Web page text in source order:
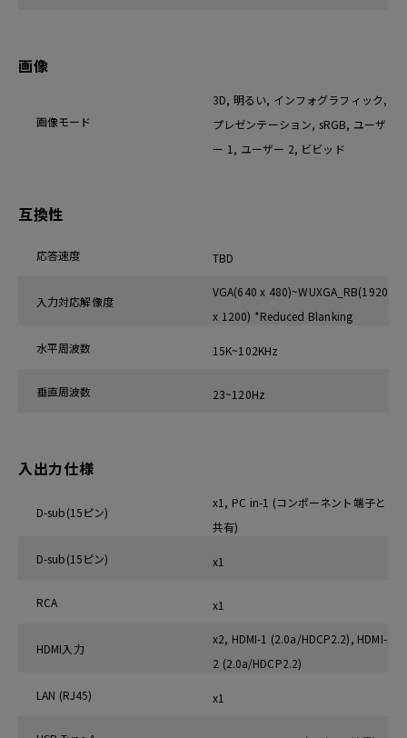
画像
画像モード
3D, 明るい, インフォグラフィック,
プレゼンテーション, sRGB, ユーザ
ー 1, ユーザー 2, ビビッド
互換性
応答速度 TBD
入力対応解像度
VGA(640 x 480)~WUXGA_RB(1920
x 1200) *Reduced Blanking
水平周波数 15K~102KHz
垂直周波数 23~120Hz
入出力仕様
D-sub(15ピン)
x1, PC in-1 (コンポーネント端子と
共有)
D-sub(15ピン) x1
RCA x1
HDMI入力
x2, HDMI-1 (2.0a/HDCP2.2), HDMI-
2 (2.0a/HDCP2.2)
LAN (RJ45) x1